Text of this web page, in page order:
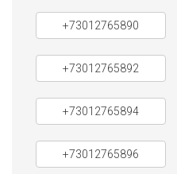
+73012765890
+73012765892
+73012765894
+73012765896